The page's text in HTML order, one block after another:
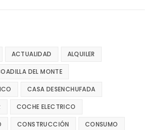
ACTUALIDAD ALQUILER
DEL MONTE
CASA DESENCHUFADA
COCHE ELECTRICO
CONSTRUCCIÓN CONSUMO